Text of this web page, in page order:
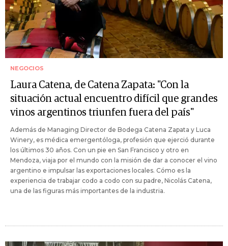
NEGOCIOS
Laura Catena, de Catena Zapata: "Con la
situación actual encuentro difícil que grandes
vinos argentinos triunfen fuera del país"
Además de Managing Director de Bodega Catena Zapata y Luca
Winery, es médica emergentóloga, profesión que ejerció durante
los últimos 30 años. Con un pie en San Francisco y otro en
Mendoza, viaja por el mundo con la misión de dar a conocer el vino
argentino e impulsar las exportaciones locales. Cómo es la
experiencia de trabajar codo a codo con su padre, Nicolás Catena,
una de las figuras más importantes de la industria.